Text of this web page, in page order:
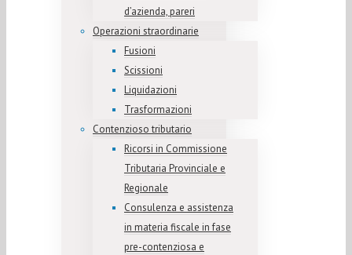
d’azienda, pareri
Operazioni straordinarie
Fusioni
Scissioni
Liquidazioni
Trasformazioni
Contenzioso tributario
Ricorsi in Commissione
Tributaria Provinciale e
Regionale
Consulenza e assistenza
in materia fiscale in fase
pre-contenziosa e